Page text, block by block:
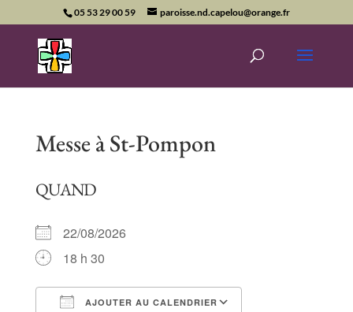
05 53 29 00 59 paroisse.nd.capelou@orange.fr
Messe à St-Pompon
QUAND
22/08/2026
18 h 30
AJOUTER AU CALENDRIER